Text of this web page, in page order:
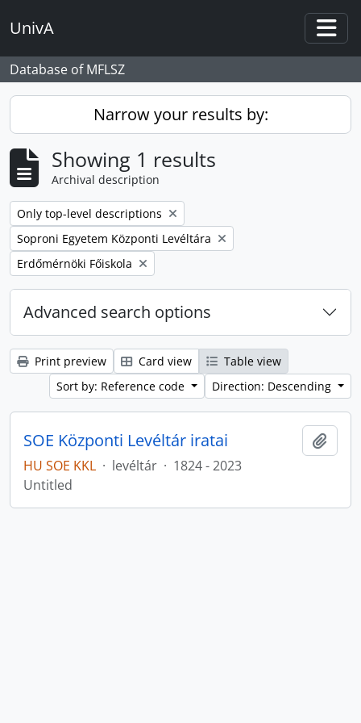
UnivA
Database of MFLSZ
Narrow your results by:
Showing 1 results
Archival description
Remove filter:
Only top-level descriptions
Remove filter:
Soproni Egyetem Központi Levéltára
Remove filter:
Erdőmérnöki Főiskola
Advanced search options
Print preview Card view
Table view
Sort by: Reference code
Direction: Descending
SOE Központi Levéltár iratai
HU SOE KKL · levéltár · 1824 - 2023
Untitled